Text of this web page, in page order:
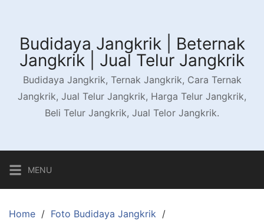
contentBudidaya Jangkrik | Beternak
Jangkrik | Jual Telur Jangkrik
Budidaya Jangkrik, Ternak Jangkrik, Cara Ternak
Jangkrik, Jual Telur Jangkrik, Harga Telur Jangkrik,
Beli Telur Jangkrik, Jual Telor Jangkrik.
MENU
Home
Foto Budidaya Jangkrik